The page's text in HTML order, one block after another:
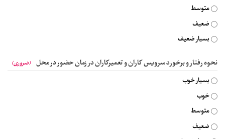
متوسط
ضعیف
بسیار ضعیف
نحوه رفتار و برخورد سرویس کاران و تعمیرکاران در زمان حضور در محل (ضروری)
بسیار خوب
خوب
متوسط
ضعیف